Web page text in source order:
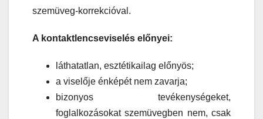
szemüveg-korrekcióval.
A kontaktlencseviselés előnyei:
láthatatlan, esztétikailag előnyös;
a viselője énképét nem zavarja;
bizonyos tevékenységeket,
foglalkozásokat szemüvegben nem, csak